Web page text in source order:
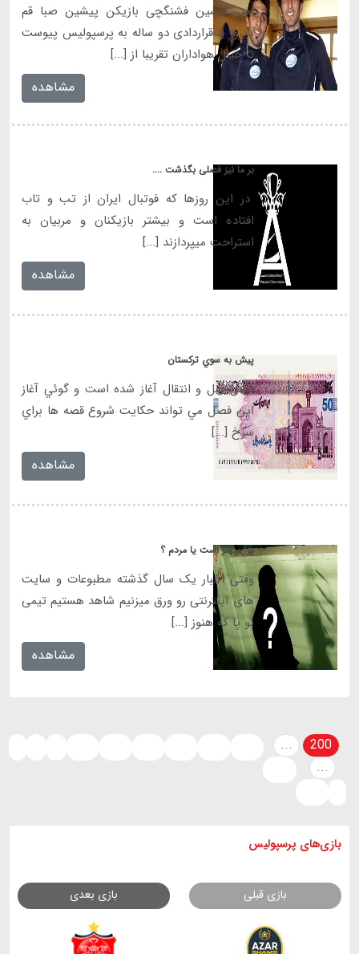
امیر حسین فشنگچی بازیکن پیشین صبا قم
دیروز با قراردادی دو ساله به پرسپولیس پیوست
تا خیال هواداران تقریبا از [...]
مشاهده
بر ما نیز فصلی بگذشت ....
در این روزها که فوتبال ایران از تب و تاب
افتاده است و بیشتر بازیکنان و مربیان به
استراحت میپردازند [...]
مشاهده
پيش به سوي تركستان
فصل نقل و انتقال آغاز شده است و گوئي آغاز
اين فصل مي تواند حكايت شروع قصه ها براي
سرخ [...]
مشاهده
پول بهتر است یا مردم ؟
وقتی اخبار یک سال گذشته مطبوعات و سایت
های اینترنتی رو ورق میزنیم شاهد هستیم تیمی
نو پا که هنوز [...]
مشاهده
... 200
...
بازی های پرسپولیس
بازی قبلی بازی بعدی